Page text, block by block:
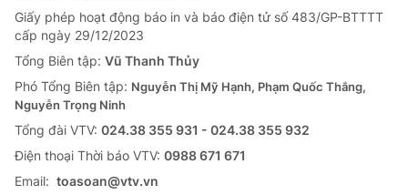
Giấy phép hoạt động báo in và báo điện tử số 483/GP-BTTTT
cấp ngày 29/12/2023
Tổng Biên tập: Vũ Thanh Thủy
Phó Tổng Biên tập: Nguyễn Thị Mỹ Hạnh, Phạm Quốc Thắng,
Nguyễn Trọng Ninh
Tổng đài VTV: 024.38 355 931 - 024.38 355 932
Ðiện thoại Thời báo VTV: 0988 671 671
Email: toasoan@vtv.vn